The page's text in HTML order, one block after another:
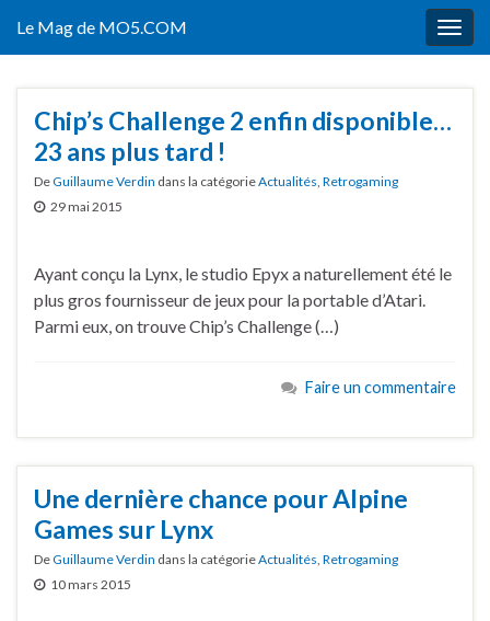
Le Mag de MO5.COM
Chip’s Challenge 2 enfin disponible…
23 ans plus tard !
DeGuillaume Verdin dans la catégorieActualités, Retrogaming
29 mai 2015
Ayant conçu la Lynx, le studio Epyx a naturellement été le
plus gros fournisseur de jeux pour la portable d’Atari.
Parmi eux, on trouve Chip’s Challenge (…)
Faire un commentaire
Une dernière chance pour Alpine
Games sur Lynx
DeGuillaume Verdin dans la catégorieActualités Retrogaming
10 mars 2015